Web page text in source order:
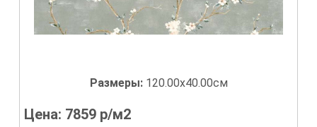
Размеры: 120.00x40.00см
Цена: 7859 р/м2